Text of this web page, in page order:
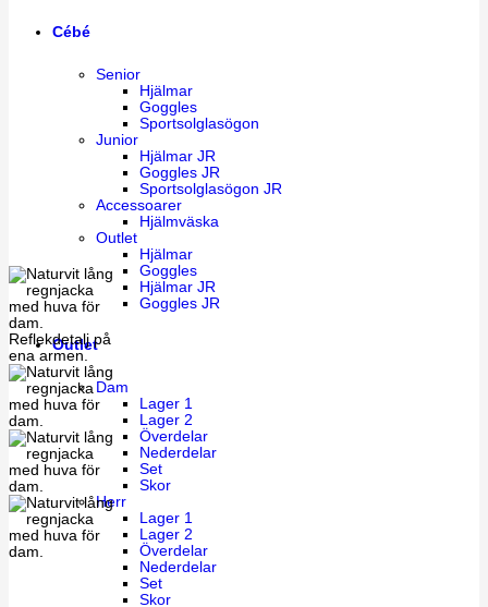
Cébé
Senior
Hjälmar
Goggles
Sportsolglasögon
Junior
Hjälmar JR
Goggles JR
Sportsolglasögon JR
Accessoarer
Hjälmväska
Outlet
Hjälmar
Goggles
Hjälmar JR
Goggles JR
Outlet
Dam
Lager 1
Lager 2
Överdelar
Nederdelar
Set
Skor
Herr
Lager 1
Lager 2
Överdelar
Nederdelar
Set
Skor